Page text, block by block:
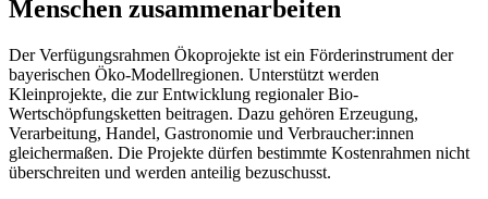
Menschen zusammenarbeiten
Der Verfügungsrahmen Ökoprojekte ist ein Förderinstrument der
bayerischen Öko-Modellregionen. Unterstützt werden
Kleinprojekte, die zur Entwicklung regionaler Bio-
Wertschöpfungsketten beitragen. Dazu gehören Erzeugung,
Verarbeitung, Handel, Gastronomie und Verbraucher:innen
gleichermaßen. Die Projekte dürfen bestimmte Kostenrahmen nicht
überschreiten und werden anteilig bezuschusst.